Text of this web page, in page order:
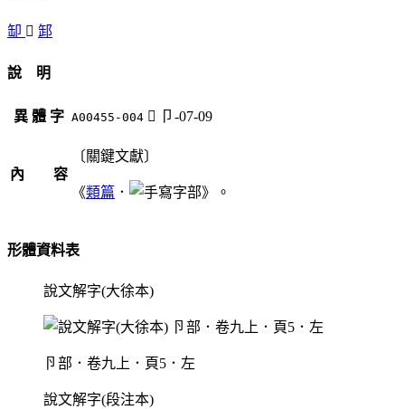
缷 󰨚 䣃
說 明
異 體 字 A00455-004 󰨚 卩-07-09
內 容
〔關鍵文獻〕
《類篇 ． 部》。
形體資料表
說文解字(大徐本)
卪部．卷九上．頁5．左
說文解字(段注本)